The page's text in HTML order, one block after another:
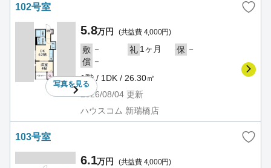
102号室
写真を見る
5.8万円 (共益費 4,000円)
敷 － 礼 1ヶ月 保 －
償 －
1階 / 1DK / 26.30㎡
2026/08/04 更新
ハウスコム 新瑞橋店
103号室
6.1万円 (共益費 4,000円)